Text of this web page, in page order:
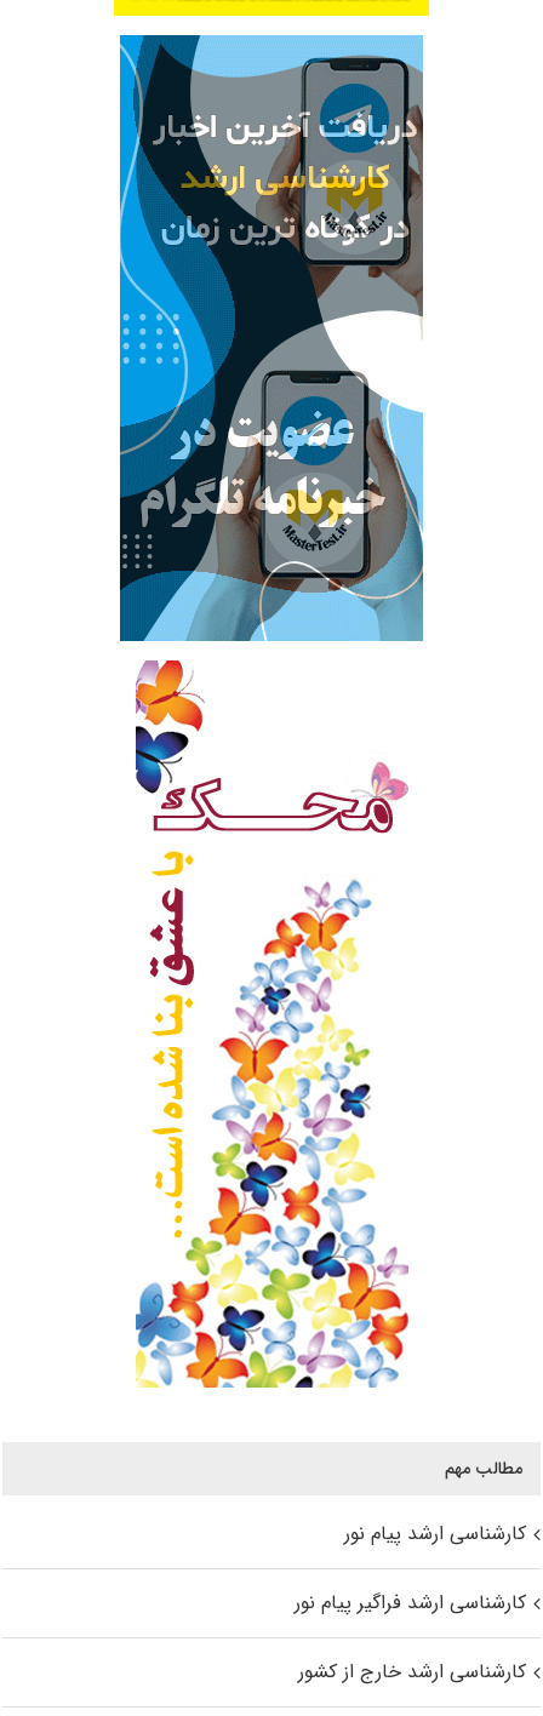
مطالب مهم
کارشناسی ارشد پیام نور
کارشناسی ارشد فراگیر پیام نور
کارشناسی ارشد خارج از کشور